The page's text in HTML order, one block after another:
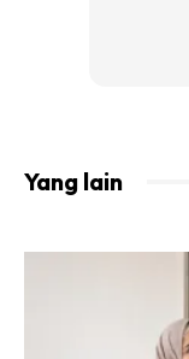
Yang lain